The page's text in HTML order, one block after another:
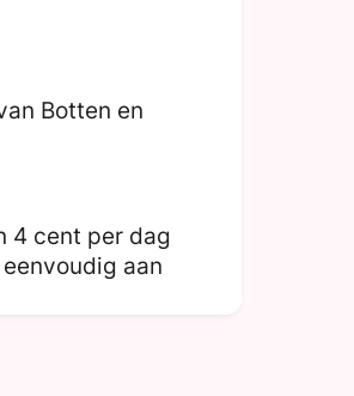
Botten en
4 cent per dag
aan